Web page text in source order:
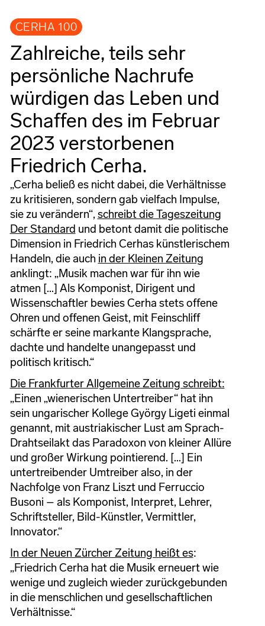
CERHA 100
Zahlreiche, teils sehr
persönliche Nachrufe
würdigen das Leben und
Schaffen des im Februar
2023 verstorbenen
Friedrich Cerha.
„Cerha beließ es nicht dabei, die Verhältnisse
zu kritisieren, sondern gab vielfach Impulse,
sie zu verändern“,schreibt die Tageszeitung
Der Standard und betont damit die politische
Dimension in Friedrich Cerhas künstlerischem
Handeln, die auch in der Kleinen Zeitung
anklingt: „Musik machen war für ihn wie
atmen […] Als Komponist, Dirigent und
Wissenschaftler bewies Cerha stets offene
Ohren und offenen Geist, mit Feinschliff
schärfte er seine markante Klangsprache,
dachte und handelte unangepasst und
politisch kritisch.“
Die Frankfurter Allgemeine Zeitung schreibt:
„Einen „wienerischen Untertreiber“ hat ihn
sein ungarischer Kollege György Ligeti einmal
genannt, mit austriakischer Lust am Sprach-
Drahtseilakt das Paradoxon von kleiner Allüre
und großer Wirkung pointierend. […] Ein
untertreibender Umtreiber also, in der
Nachfolge von Franz Liszt und Ferruccio
Busoni – als Komponist, Interpret, Lehrer,
Schriftsteller, Bild-Künstler, Vermittler,
Innovator.“
In der Neuen Zürcher Zeitung heißt es:
„Friedrich Cerha hat die Musik erneuert wie
wenige und zugleich wieder zurückgebunden
in die menschlichen und gesellschaftlichen
Verhältnisse.“